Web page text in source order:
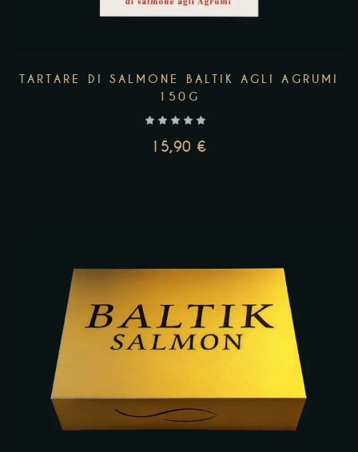
TARTARE DI SALMONE BALTIK AGLI AGRUMI
150G
15,90 €